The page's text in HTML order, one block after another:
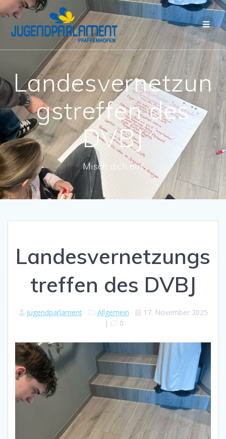
Landesvernetzun
gstreffen des
DVBJ
Misch dich ein!
Landesvernetzungs
treffen des DVBJ
Jugendparlament Allgemein
17. November 2025
|
0